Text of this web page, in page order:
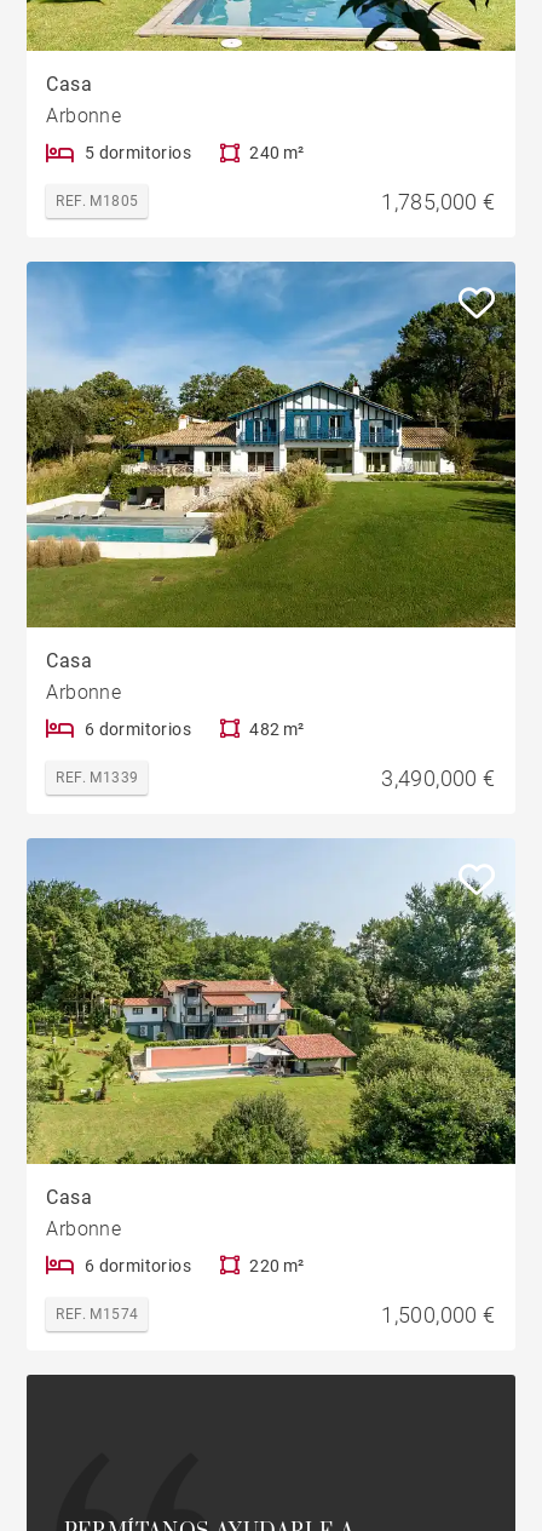
Casa
Arbonne
5 dormitorios 240 m²
REF. M1805 1,785,000 €
Casa
Arbonne
6 dormitorios 482 m²
REF. M1339 3,490,000 €
Casa
Arbonne
6 dormitorios 220 m²
REF. M1574 1,500,000 €